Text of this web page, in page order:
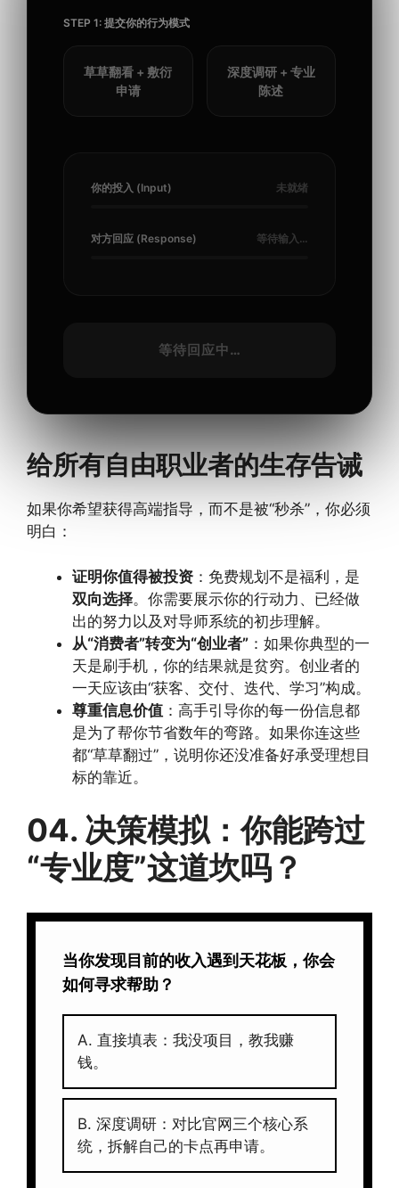
STEP 1: 提交你的行为模式
草草翻看 + 敷衍
申请
深度调研 + 专业
陈述
你的投入 (Input) 未就绪
对方回应 (Response) 等待输入…
等待回应中…
给所有自由职业者的生存告诫
如果你希望获得高端指导，而不是被“秒杀”，你必须
明白：
证明你值得被投资 ：免费规划不是福利，是
双向选择。你需要展示你的行动力、已经做
出的努力以及对导师系统的初步理解。
从“消费者”转变为“创业者” ：如果你典型的一
天是刷手机，你的结果就是贫穷。创业者的
一天应该由“获客、交付、迭代、学习”构成。
尊重信息价值 ：高手引导你的每一份信息都
是为了帮你节省数年的弯路。如果你连这些
都“草草翻过”，说明你还没准备好承受理想目
标的靠近。
04. 决策模拟：你能跨过
“专业度”这道坎吗？
当你发现目前的收入遇到天花板，你会
如何寻求帮助？
A. 直接填表：我没项目，教我赚
钱。
B. 深度调研：对比官网三个核心系
统，拆解自己的卡点再申请。